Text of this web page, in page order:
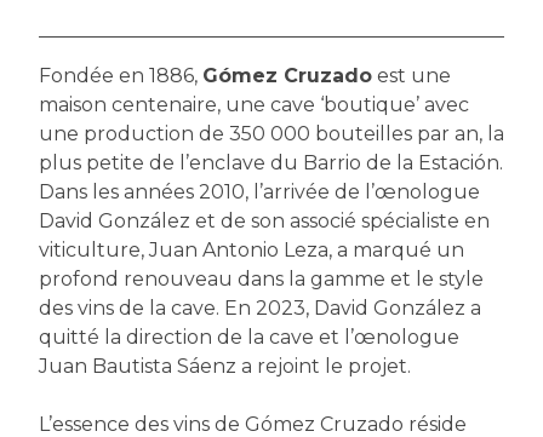
Fondée en 1886, Gómez Cruzado est une
maison centenaire, une cave ‘boutique’ avec
une production de 350 000 bouteilles par an, la
plus petite de l’enclave du Barrio de la Estación.
Dans les années 2010, l’arrivée de l’œnologue
David González et de son associé spécialiste en
viticulture, Juan Antonio Leza, a marqué un
profond renouveau dans la gamme et le style
des vins de la cave. En 2023, David González a
quitté la direction de la cave et l’œnologue
Juan Bautista Sáenz a rejoint le projet.
L’essence des vins de Gómez Cruzado réside